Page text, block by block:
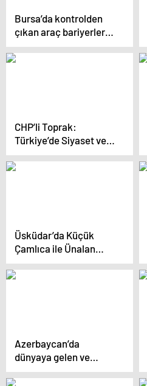
Bursa’da kontrolden
çıkan araç bariyerlere
çarptı: 1 ölü, 1 yaralı
CHP’li Toprak:
Türkiye’de Siyaset ve
Ekonomi Sorunları
Artıyor
Üsküdar’da Küçük
Çamlıca ile Ünalan
arasında ring seferleri
başlatıldı
Azerbaycan’da
dünyaya gelen ve
güzelliği ile büyüleyen
bebeğin doktoru